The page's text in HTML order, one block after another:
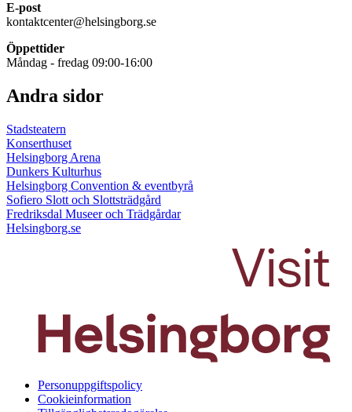
E-post
kontaktcenter@helsingborg.se
Öppettider
Måndag - fredag 09:00-16:00
Andra sidor
Stadsteatern
Konserthuset
Helsingborg Arena
Dunkers Kulturhus
Helsingborg Convention & eventbyrå
Sofiero Slott och Slottsträdgård
Fredriksdal Museer och Trädgårdar
Helsingborg.se
Personuppgiftspolicy
Cookieinformation